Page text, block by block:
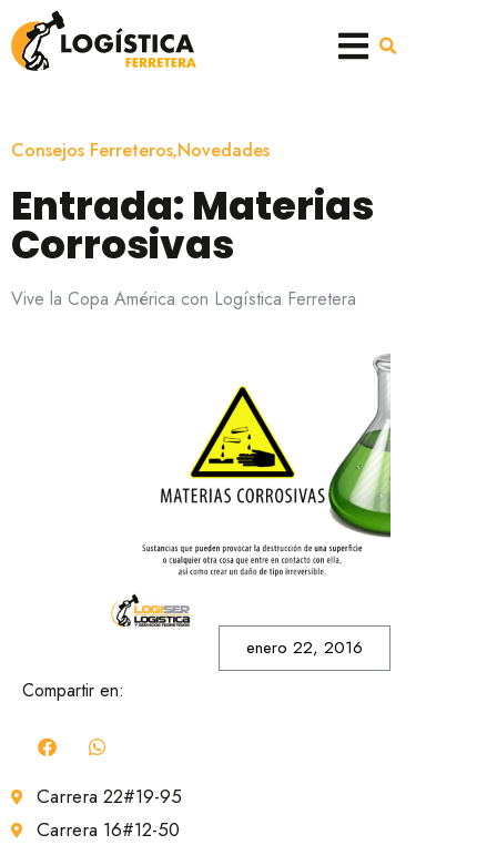
Consejos Ferreteros,Novedades
Entrada: Materias
Corrosivas
Vive la Copa América con Logística Ferretera
enero 22, 2016
Compartir en:
Carrera 22#19-95
Carrera 16#12-50